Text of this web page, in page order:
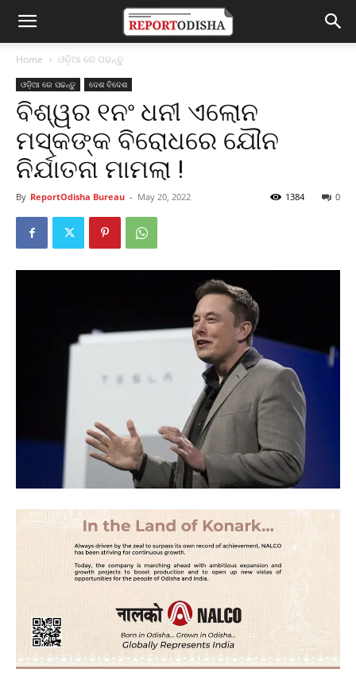
Home ଓଡ଼ିଆ ରେ ପଢନ୍ତୁ
ଓଡ଼ିଆ ରେ ପଢନ୍ତୁ ଦେଶ ବିଦେଶ
ବିଶ୍ୱର ୧ନଂ ଧନୀ ଏଲୋନ
ମସ୍କଙ୍କ ବିରୋଧରେ ଯୌନ
ନିର୍ଯାତନା ମାମଲା !
By ReportOdisha Bureau - May 20, 2022 0
1384